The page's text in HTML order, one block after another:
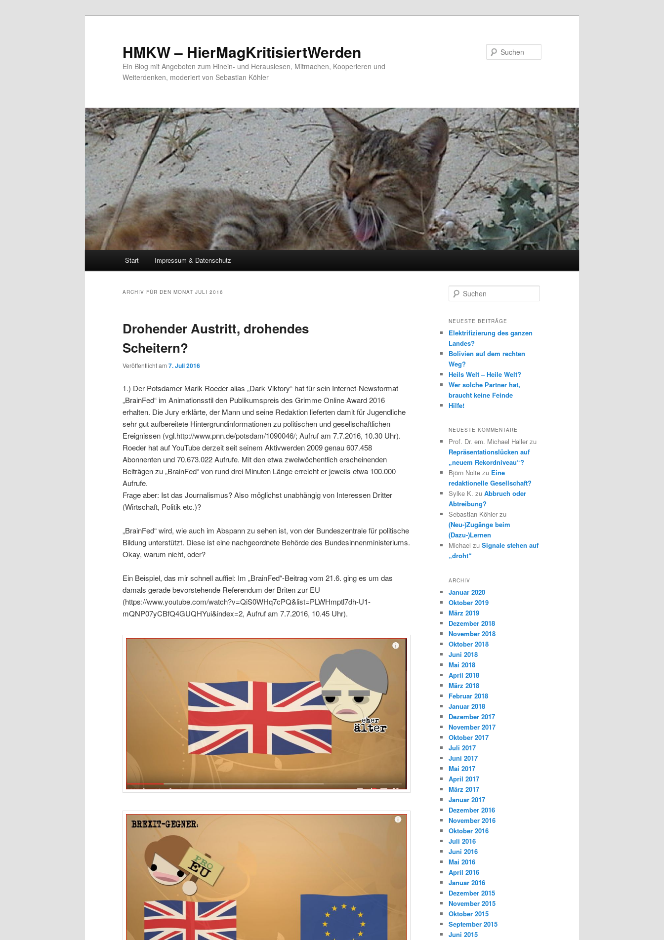
HMKW – HierMagKritisiertWerden
Ein Blog mit Angeboten zum Hinein- und Herauslesen, Mitmachen, Kooperieren und
Weiterdenken, moderiert von Sebastian Köhler
Zum Inhalt wechseln
Zum sekundären Inhalt wechseln
Start Impressum & Datenschutz
ARCHIV FÜR DEN MONAT JULI 2016
Drohender Austritt, drohendes
Scheitern?
Veröffentlicht am 7. Juli 2016
1.) Der Potsdamer Marik Roeder alias „Dark Viktory“ hat für sein Internet-Newsformat
„BrainFed“ im Animationsstil den Publikumspreis des Grimme Online Award 2016
erhalten. Die Jury erklärte, der Mann und seine Redaktion lieferten damit für Jugendliche
sehr gut aufbereitete Hintergrundinformationen zu politischen und gesellschaftlichen
Ereignissen (vgl.http://www.pnn.de/potsdam/1090046/; Aufruf am 7.7.2016, 10.30 Uhr).
Roeder hat auf YouTube derzeit seit seinem Aktivwerden 2009 genau 607.458
Abonnenten und 70.673.022 Aufrufe. Mit den etwa zweiwöchentlich erscheinenden
Beiträgen zu „BrainFed“ von rund drei Minuten Länge erreicht er jeweils etwa 100.000
Aufrufe.
Frage aber: Ist das Journalismus? Also möglichst unabhängig von Interessen Dritter
(Wirtschaft, Politik etc.)?
„BrainFed“ wird, wie auch im Abspann zu sehen ist, von der Bundeszentrale für politische
Bildung unterstützt. Diese ist eine nachgeordnete Behörde des Bundesinnenministeriums.
Okay, warum nicht, oder?
Ein Beispiel, das mir schnell auffiel: Im „BrainFed“-Beitrag vom 21.6. ging es um das
damals gerade bevorstehende Referendum der Briten zur EU
(https://www.youtube.com/watch?v=QiS0WHq7cPQ&list=PLWHmptl7dh-U1-
mQNP07yCBfQ4GUQHYui&index=2, Aufruf am 7.7.2016, 10.45 Uhr).
Suchen
NEUESTE BEITRÄGE
Elektrifizierung des ganzen
Landes?
Bolivien auf dem rechten
Weg?
Heils Welt – Heile Welt?
Wer solche Partner hat,
braucht keine Feinde
Hilfe!
NEUESTE KOMMENTARE
Prof. Dr. em. Michael Haller zu
Repräsentationslücken auf
„neuem Rekordniveau“?
Björn Nolte zu Eine
redaktionelle Gesellschaft?
Sylke K. zu Abbruch oder
Abtreibung?
Sebastian Köhler zu
(Neu-)Zugänge beim
(Dazu-)Lernen
Michael zu Signale stehen auf
„droht“
ARCHIV
Januar 2020
Oktober 2019
März 2019
Dezember 2018
November 2018
Oktober 2018
Juni 2018
Mai 2018
April 2018
März 2018
Februar 2018
Januar 2018
Dezember 2017
November 2017
Oktober 2017
Juli 2017
Juni 2017
Mai 2017
April 2017
März 2017
Januar 2017
Dezember 2016
November 2016
Oktober 2016
Juli 2016
Juni 2016
Mai 2016
April 2016
Januar 2016
Dezember 2015
November 2015
Oktober 2015
September 2015
Juni 2015